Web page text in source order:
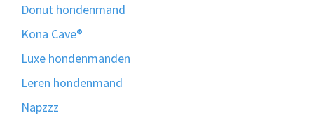
Donut hondenmand
Kona Cave®
Luxe hondenmanden
Leren hondenmand
Napzzz